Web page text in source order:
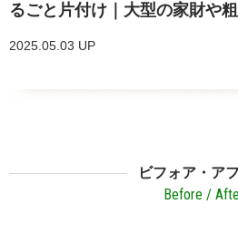
るごと片付け｜大型の家財や
2025.05.03 UP
ビフォア・ア
Before /